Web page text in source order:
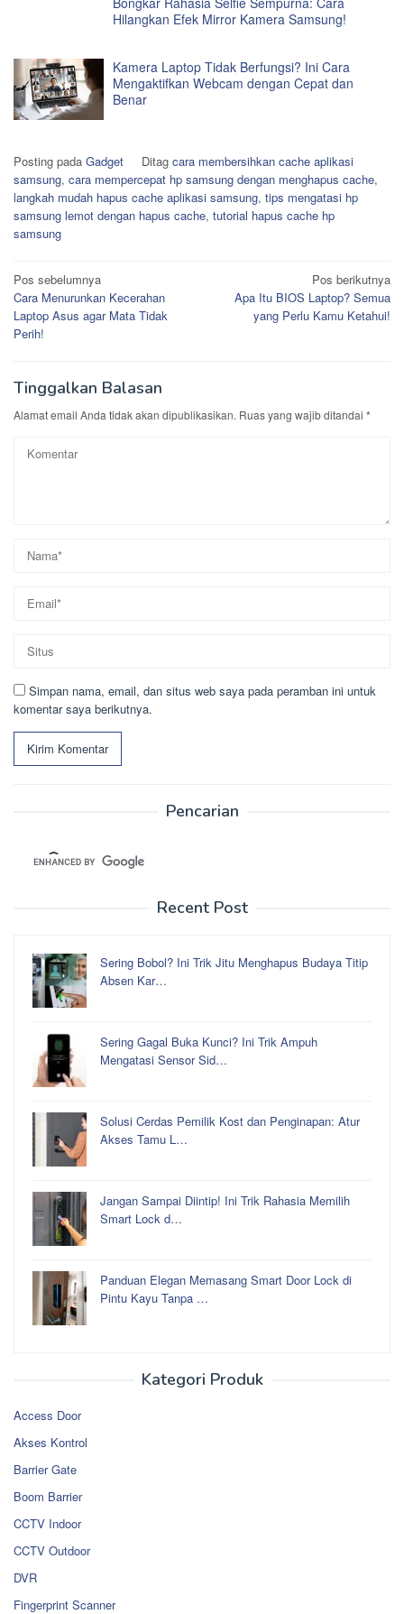
Hilangkan Efek Mirror Kamera Samsung!
Kamera Laptop Tidak Berfungsi? Ini Cara
Mengaktifkan Webcam dengan Cepat dan
Benar
Posting pada Gadget Ditag cara membersihkan cache aplikasi
samsung, cara mempercepat hp samsung dengan menghapus cache,
langkah mudah hapus cache aplikasi samsung, tips mengatasi hp
samsung lemot dengan hapus cache, tutorial hapus cache hp
samsung
Navigasi
pos
Pos sebelumnya
Cara Menurunkan Kecerahan
Laptop Asus agar Mata Tidak
Perih!
Pos berikutnya
Apa Itu BIOS Laptop? Semua
yang Perlu Kamu Ketahui!
Tinggalkan Balasan
Alamat email Anda tidak akan dipublikasikan. Ruas yang wajib ditandai *
Simpan nama, email, dan situs web saya pada peramban ini untuk
komentar saya berikutnya.
Pencarian
Recent Post
Sering Bobol? Ini Trik Jitu Menghapus Budaya Titip
Absen Kar…
Sering Gagal Buka Kunci? Ini Trik Ampuh
Mengatasi Sensor Sid…
Solusi Cerdas Pemilik Kost dan Penginapan: Atur
Akses Tamu L…
Jangan Sampai Diintip! Ini Trik Rahasia Memilih
Smart Lock d…
Panduan Elegan Memasang Smart Door Lock di
Pintu Kayu Tanpa …
Kategori Produk
Access Door
Akses Kontrol
Barrier Gate
Boom Barrier
CCTV Indoor
CCTV Outdoor
DVR
Fingerprint Scanner